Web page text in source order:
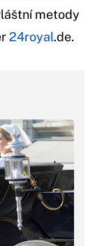
metody
24royal.de.